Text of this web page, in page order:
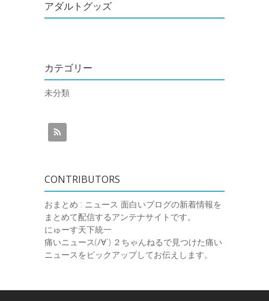
アダルトグッズ
カテゴリー
未分類
CONTRIBUTORS
おまとめ : ニュース 面白いブログの新着情報を
まとめて配信するアンテナサイトです。
にゅーす天下統一
痛いニュース(ﾉ∀`) ２ちゃんねるで見つけた痛い
ニュースをピックアップしてお伝えします。